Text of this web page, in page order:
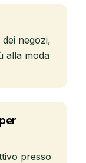
negozi,
alla moda
presso